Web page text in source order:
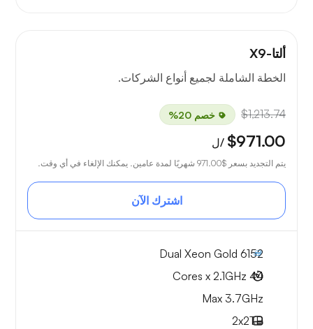
ألتا-X9
الخطة الشاملة لجميع أنواع الشركات.
$1,213.74 خصم 20%
$971.00 /ل
يتم التجديد بسعر $971.00 شهريًا لمدة عامين. يمكنك الإلغاء في أي وقت.
اشترك الآن
Dual Xeon Gold 6152
44 Cores x 2.1GHz
Max 3.7GHz
2x2TB